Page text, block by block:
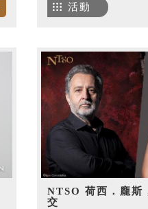
活動
NTSO 荷西．龐斯
交